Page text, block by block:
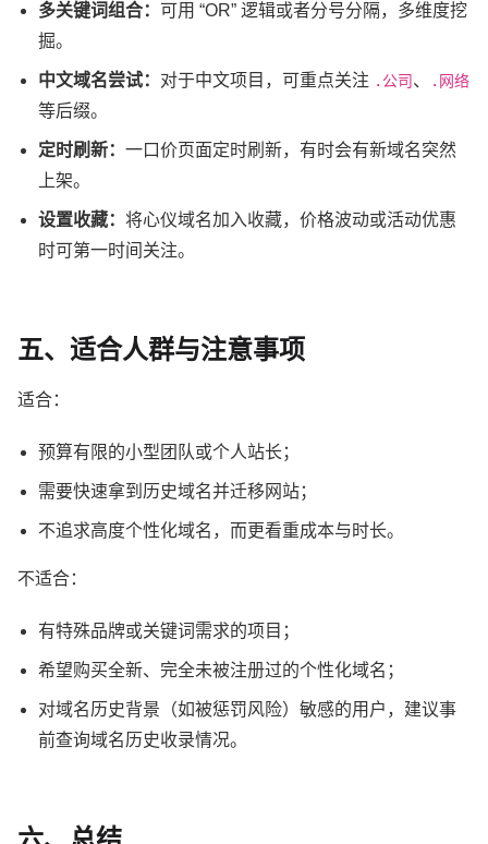
多关键词组合： 可用 “OR” 逻辑或者分号分隔，多维度挖
掘。
中文域名尝试： 对于中文项目，可重点关注 .公司、 .网络
等后缀。
定时刷新：一口价页面定时刷新，有时会有新域名突然
上架。
设置收藏：将心仪域名加入收藏，价格波动或活动优惠
时可第一时间关注。
五、适合人群与注意事项
适合：
预算有限的小型团队或个人站长；
需要快速拿到历史域名并迁移网站；
不追求高度个性化域名，而更看重成本与时长。
不适合：
有特殊品牌或关键词需求的项目；
希望购买全新、完全未被注册过的个性化域名；
对域名历史背景（如被惩罚风险）敏感的用户，建议事
前查询域名历史收录情况。